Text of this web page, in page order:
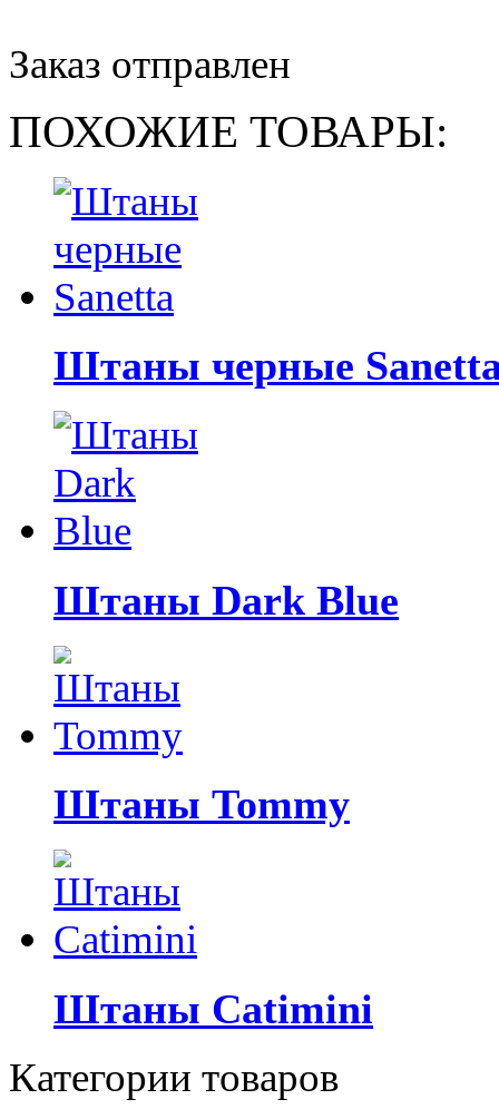
Заказ отправлен
ПОХОЖИЕ ТОВАРЫ:
Штаны черные
Штаны Dark Blue
Штаны Tommy
Штаны Catimini
Категории товаров